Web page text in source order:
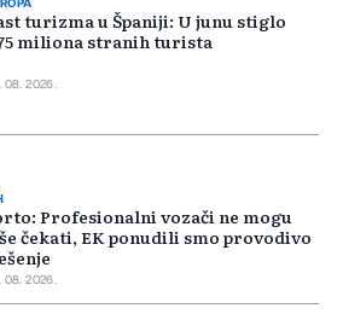
turizma u Španiji: U junu stiglo
miliona stranih turista
08. 2026.
Profesionalni vozači ne mogu
čekati, EK ponudili smo provodivo
08. 2026.